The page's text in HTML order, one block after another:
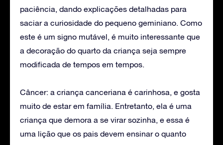
paciência, dando explicações detalhadas para
saciar a curiosidade do pequeno geminiano. Como
este é um signo mutável, é muito interessante que
a decoração do quarto da criança seja sempre
modificada de tempos em tempos.
Câncer: a criança canceriana é carinhosa, e gosta
muito de estar em família. Entretanto, ela é uma
criança que demora a se virar sozinha, e essa é
uma lição que os pais devem ensinar o quanto